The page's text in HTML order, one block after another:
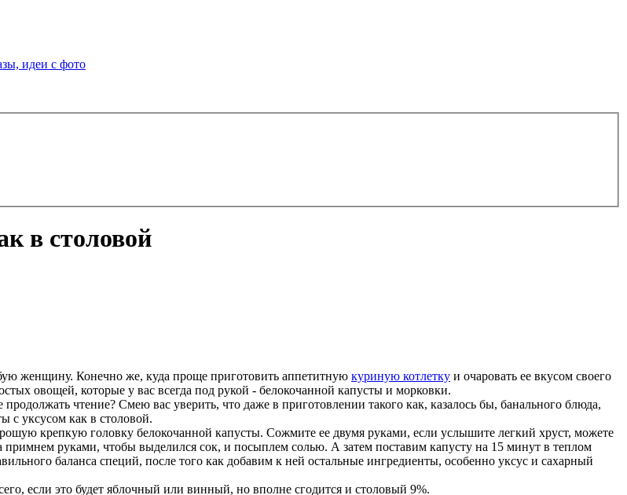
идеи с фото
в столовой
женщину. Конечно же, куда проще приготовить аппетитную куриную котлетку и очаровать ее вкусом своего
овощей, которые у вас всегда под рукой - белокочанной капусты и морковки.
чтение? Смею вас уверить, что даже в приготовлении такого как, казалось бы, банального блюда,
с уксусом как в столовой.
крепкую головку белокочанной капусты. Сожмите ее двумя руками, если услышите легкий хруст, можете
примнем руками, чтобы выделился сок, и посыплем солью. А затем поставим капусту на 15 минут в теплом
баланса специй, после того как добавим к ней остальные ингредиенты, особенно уксус и сахарный
если это будет яблочный или винный, но вполне сгодится и столовый 9%.